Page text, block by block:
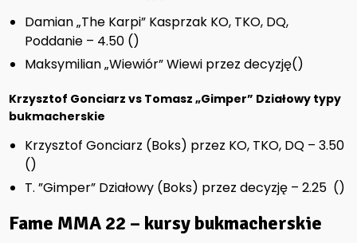
Damian „The Karpi” Kasprzak KO, TKO, DQ,
Poddanie – 4.50 ()
Maksymilian „Wiewiór” Wiewi przez decyzję()
Krzysztof Gonciarz vs Tomasz „Gimper” Działowy typy
bukmacherskie
Krzysztof Gonciarz (Boks) przez KO, TKO, DQ – 3.50
()
T. ”Gimper” Działowy (Boks) przez decyzję – 2.25 ()
Fame MMA 22 – kursy bukmacherskie